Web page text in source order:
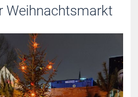
Weihnachtsmarkt